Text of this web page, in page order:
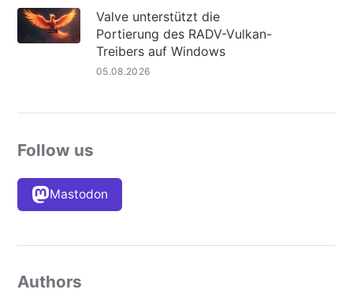
Valve unterstützt die
Portierung des RADV-Vulkan-
Treibers auf Windows
05.08.2026
Follow us
Mastodon
Authors